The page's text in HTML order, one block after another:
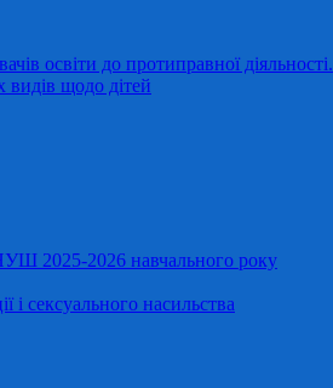
освіти до протиправної діяльності.
видів щодо дітей
2025-2026 навчального року
і сексуального насильства